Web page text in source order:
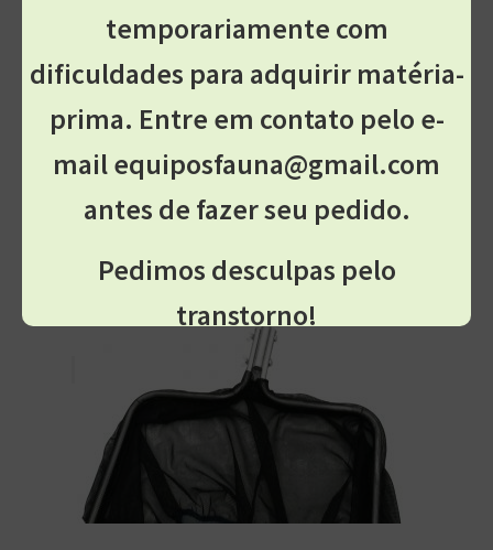
Salvar meus dados neste navegador para a
próxima vez que eu comentar.
Produtos relacionados
temporariamente com
dificuldades para adquirir matéria-
prima. Entre em contato pelo e-
mail equiposfauna@gmail.com
antes de fazer seu pedido.
Pedimos desculpas pelo
transtorno!